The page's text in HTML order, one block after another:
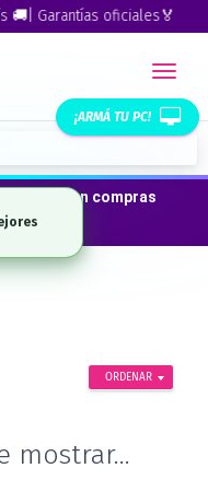
Garantías oficiales🏅
¡ARMÁ TU PC!
·La Plata en compras
ORDENAR
mostrar...